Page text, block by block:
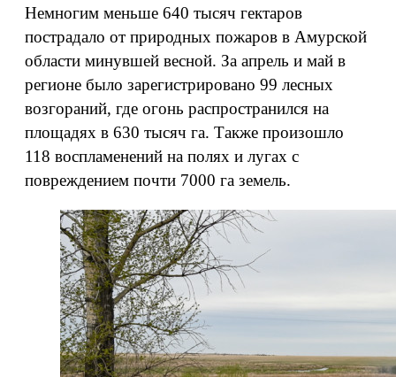
Немногим меньше 640 тысяч гектаров
пострадало от природных пожаров в Амурской
области минувшей весной. За апрель и май в
регионе было зарегистрировано 99 лесных
возгораний, где огонь распространился на
площадях в 630 тысяч га. Также произошло
118 воспламенений на полях и лугах с
повреждением почти 7000 га земель.